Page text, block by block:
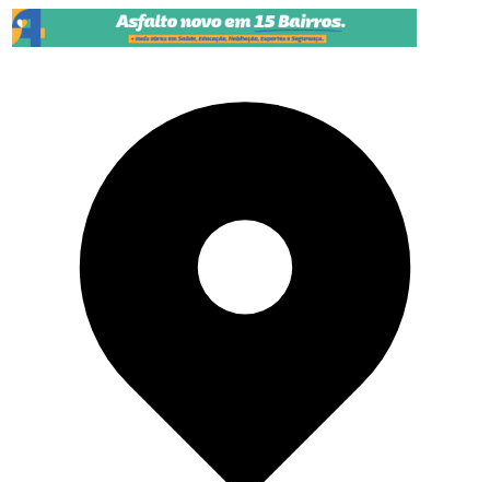
Pular para o conteúdo